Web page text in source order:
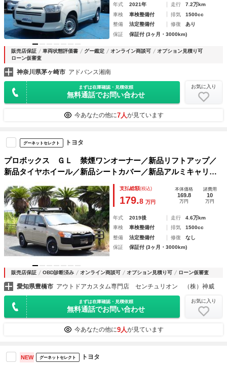
年式 2021年 走行
7.2万km
車検
車検整備付 排気
1500cc
整備
法定整備付 修復
あり
保証
保証付 (3ヶ月・3000km)
販売店保証 車両状態評価書 グー鑑定 オンライン商談可
オプション見積り可
ローン仮審査
神奈川県茅ヶ崎市 アドバンス湘南
まずは在庫確認・見積依頼
無料通話でお問い合わせ
お気に入り
今あなたの他に7人が見ています
グーネットセレクト トヨタ
プロボックス ＧＬ 禁煙ワンオーナー／新品リフトアップ／
新品タイヤホイール／新品シートカバー／新品アルミキャリア
／セーフティセンス／プリクラッシュ／レーンキープ／オート
ハイビーム／ナビＴＶ／Ｂカメラ／キーレス／電格ミラー
支払総額(税込)
179.8 万円
本体価格
169.8
万円
諸費用
10
万円
年式 2019後 走行
4.6万km
車検
車検整備付 排気
1500cc
整備
法定整備付 修復
なし
保証
保証付 (3ヶ月・3000km)
販売店保証 OBD診断済み オンライン商談可 オプション見積り可 ローン仮審査
愛知県豊橋市 アウトドアカスタム専門店 センチュリオン （株）神威
まずは在庫確認・見積依頼
無料通話でお問い合わせ
お気に入り
今あなたの他に9人が見ています
NEW グーネットセレクト トヨタ